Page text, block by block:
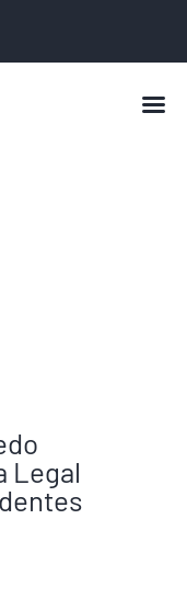
Legal